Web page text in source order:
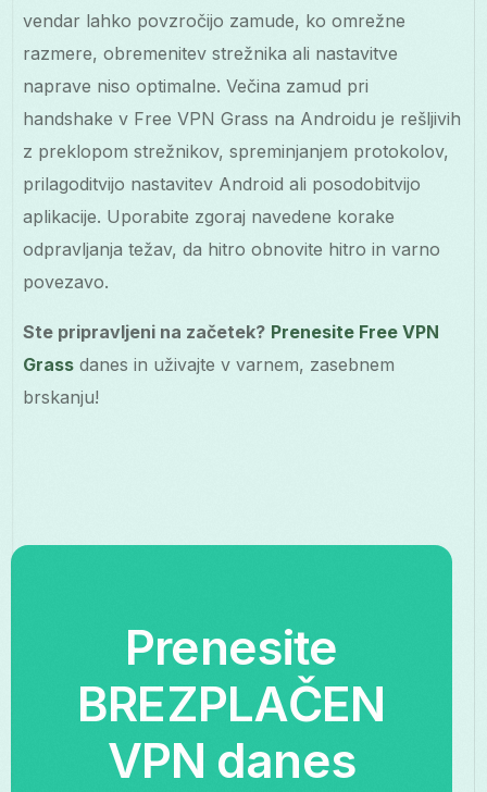
vendar lahko povzročijo zamude, ko omrežne
razmere, obremenitev strežnika ali nastavitve
naprave niso optimalne. Večina zamud pri
handshake v Free VPN Grass na Androidu je rešljivih
z preklopom strežnikov, spreminjanjem protokolov,
prilagoditvijo nastavitev Android ali posodobitvijo
aplikacije. Uporabite zgoraj navedene korake
odpravljanja težav, da hitro obnovite hitro in varno
povezavo.
Ste pripravljeni na začetek? Prenesite Free VPN
Grass danes in uživajte v varnem, zasebnem
brskanju!
Prenesite
BREZPLAČEN
VPN danes